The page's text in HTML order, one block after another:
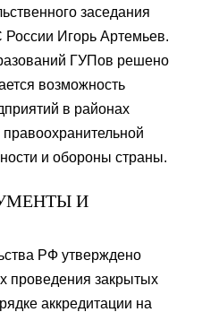
заседания
Игорь Артемьев.
ГУПов решено
возможность
в районах
и обороны страны.
И
РФ утверждено
проведения закрытых
аккредитации на